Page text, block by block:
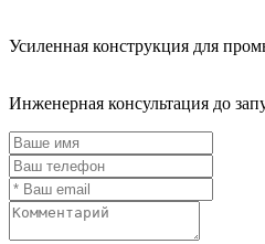
Усиленная конструкция для
Инженерная консультация до